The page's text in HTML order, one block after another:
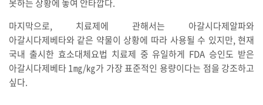
못하는 상황에 놓여 안타깝다.
마지막으로, 치료제에 관해서는 아갈시다제알파와
아갈시다제베타와 같은 약물이 상황에 따라 사용될 수 있지만, 현재
국내 출시한 효소대체요법 치료제 중 유일하게 FDA 승인도 받은
아갈시다제베타 1㎎/㎏가 가장 표준적인 용량이다는 점을 강조하고
싶다.